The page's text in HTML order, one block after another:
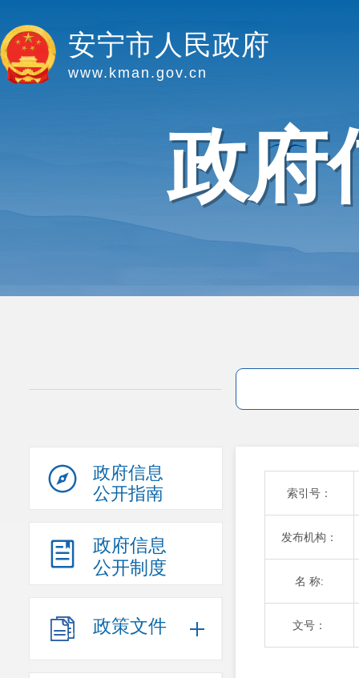
安宁市人民政府
www.kman.gov.cn
政府
政府信息
公开指南
政府信息
公开制度
政策文件
索引号：
发布机构：
名 称:
文号：